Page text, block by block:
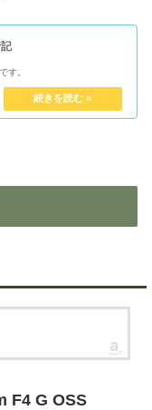
す。
F4 G OSS